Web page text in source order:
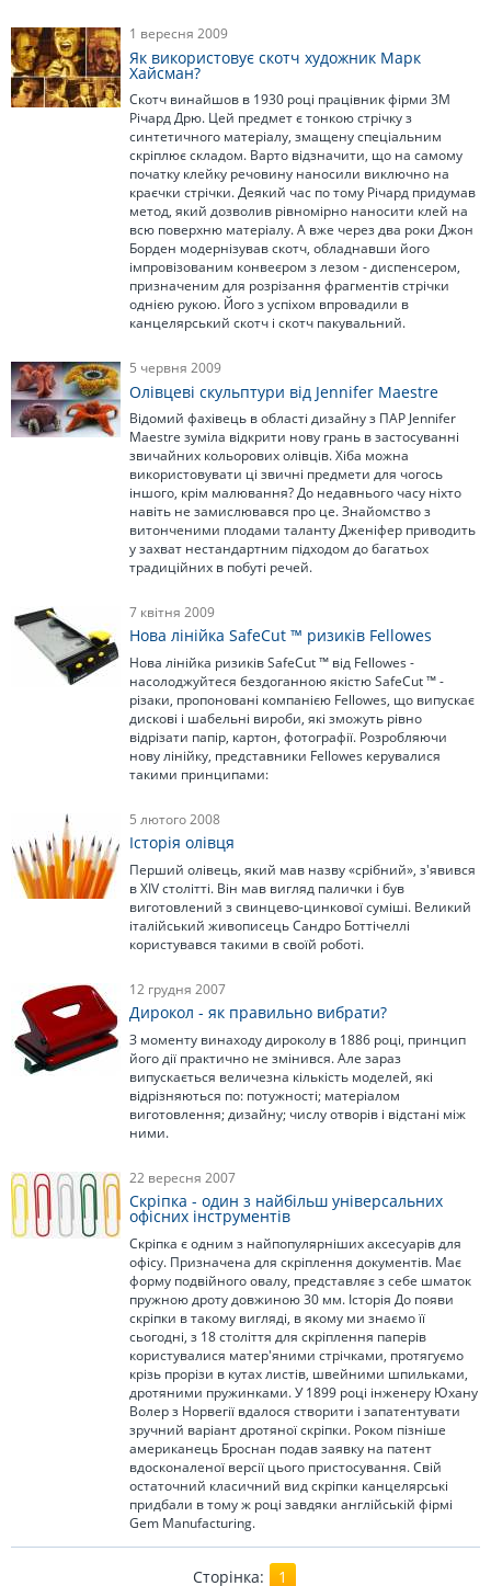
1 вересня 2009
Як використовує скотч художник Марк
Хайсман?
Скотч винайшов в 1930 році працівник фірми 3M
Річард Дрю. Цей предмет є тонкою стрічку з
синтетичного матеріалу, змащену спеціальним
скріплює складом. Варто відзначити, що на самому
початку клейку речовину наносили виключно на
краєчки стрічки. Деякий час по тому Річард придумав
метод, який дозволив рівномірно наносити клей на
всю поверхню матеріалу. А вже через два роки Джон
Борден модернізував скотч, обладнавши його
імпровізованим конвеєром з лезом - диспенсером,
призначеним для розрізання фрагментів стрічки
однією рукою. Його з успіхом впровадили в
канцелярський скотч і скотч пакувальний.
5 червня 2009
Олівцеві скульптури від Jennifer Maestre
Відомий фахівець в області дизайну з ПАР Jennifer
Maestre зуміла відкрити нову грань в застосуванні
звичайних кольорових олівців. Хіба можна
використовувати ці звичні предмети для чогось
іншого, крім малювання? До недавнього часу ніхто
навіть не замислювався про це. Знайомство з
витонченими плодами таланту Дженіфер приводить
у захват нестандартним підходом до багатьох
традиційних в побуті речей.
7 квітня 2009
Нова лінійка SafeCut ™ ризиків Fellowes
Нова лінійка ризиків SafeCut ™ від Fellowes -
насолоджуйтеся бездоганною якістю SafeCut ™ -
різаки, пропоновані компанією Fellowes, що випускає
дискові і шабельні вироби, які зможуть рівно
відрізати папір, картон, фотографії. Розробляючи
нову лінійку, представники Fellowes керувалися
такими принципами:
5 лютого 2008
Історія олівця
Перший олівець, який мав назву «срібний», з'явився
в XIV столітті. Він мав вигляд палички і був
виготовлений з свинцево-цинкової суміші. Великий
італійський живописець Сандро Боттічеллі
користувався такими в своїй роботі.
12 грудня 2007
Дирокол - як правильно вибрати?
З моменту винаходу дироколу в 1886 році, принцип
його дії практично не змінився. Але зараз
випускається величезна кількість моделей, які
відрізняються по: потужності; матеріалом
виготовлення; дизайну; числу отворів і відстані між
ними.
22 вересня 2007
Скріпка - один з найбільш універсальних
офісних інструментів
Скріпка є одним з найпопулярніших аксесуарів для
офісу. Призначена для скріплення документів. Має
форму подвійного овалу, представляє з себе шматок
пружною дроту довжиною 30 мм. Історія До появи
скріпки в такому вигляді, в якому ми знаємо її
сьогодні, з 18 століття для скріплення паперів
користувалися матер'яними стрічками, протягуємо
крізь прорізи в кутах листів, швейними шпильками,
дротяними пружинками. У 1899 році інженеру Юхану
Волер з Норвегії вдалося створити і запатентувати
зручний варіант дротяної скріпки. Роком пізніше
американець Броснан подав заявку на патент
вдосконаленої версії цього пристосування. Свій
остаточний класичний вид скріпки канцелярські
придбали в тому ж році завдяки англійській фірмі
Gem Manufacturing.
Сторінка: 1